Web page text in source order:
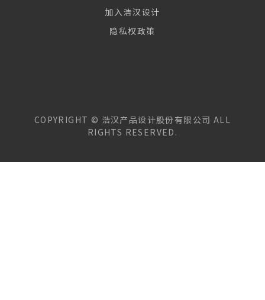
加入浩汉设计
隐私权政策
COPYRIGHT © 浩汉产品设计股份有限公司 ALL
RIGHTS RESERVED.